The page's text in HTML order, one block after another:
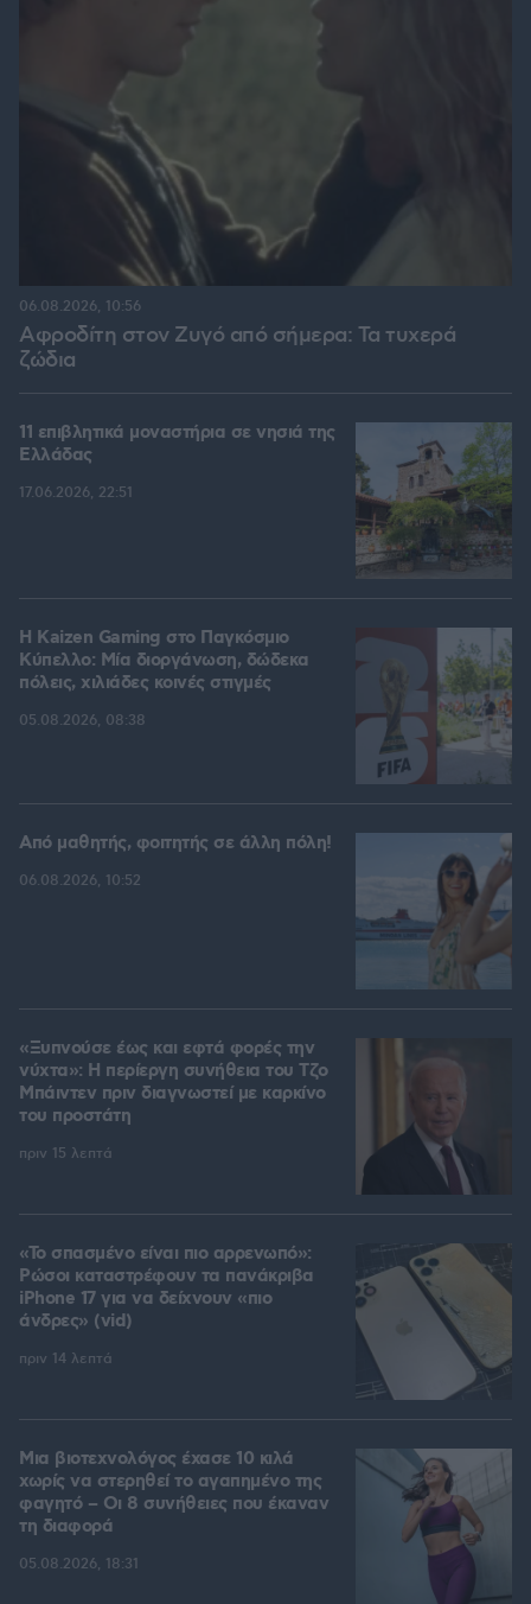
Αφροδίτη στον Ζυγό από σήμερα: Τα τυχερά
ζώδια
06.08.2026, 10:56
11 επιβλητικά μοναστήρια σε νησιά της
Ελλάδας
17.06.2026, 22:51
H Kaizen Gaming στο Παγκόσμιο
Kύπελλο: Μία διοργάνωση, δώδεκα
πόλεις, χιλιάδες κοινές στιγμές
05.08.2026, 08:38
Από μαθητής, φοιτητής σε άλλη πόλη!
06.08.2026, 10:52
«Ξυπνούσε έως και εφτά φορές την
νύχτα»: Η περίεργη συνήθεια του Τζο
Μπάιντεν πριν διαγνωστεί με καρκίνο
του προστάτη
πριν 15 λεπτά
«Το σπασμένο είναι πιο αρρενωπό»:
Ρώσοι καταστρέφουν τα πανάκριβα
iPhone 17 για να δείχνουν «πιο
άνδρες» (vid)
πριν 14 λεπτά
Μια βιοτεχνολόγος έχασε 10 κιλά
χωρίς να στερηθεί το αγαπημένο της
φαγητό – Οι 8 συνήθειες που έκαναν
τη διαφορά
05.08.2026, 18:31